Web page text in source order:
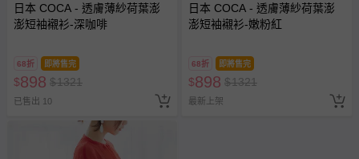
日本 COCA - 透膚薄紗荷葉澎
澎短袖襯衫-深咖啡
68折 即將售完
$898 $1321
已售出 10
日本 COCA - 透膚薄紗荷葉澎
澎短袖襯衫-嫩粉紅
68折 即將售完
$898 $1321
最新上架